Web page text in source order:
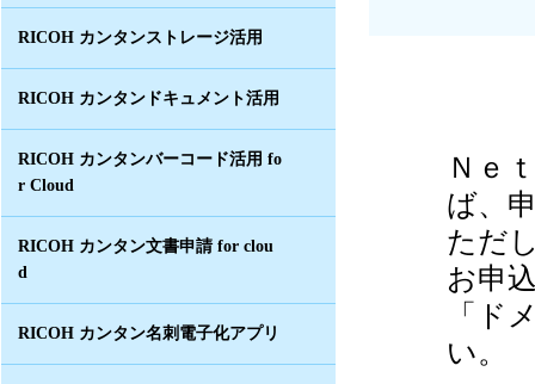
RICOH カンタンストレージ活用
RICOH カンタンドキュメント活用
RICOH カンタンバーコード活用 fo
r Cloud
RICOH カンタン文書申請 for clou
d
RICOH カンタン名刺電子化アプリ
Ｎｅ
ば、
ただ
お申
「ド
い。